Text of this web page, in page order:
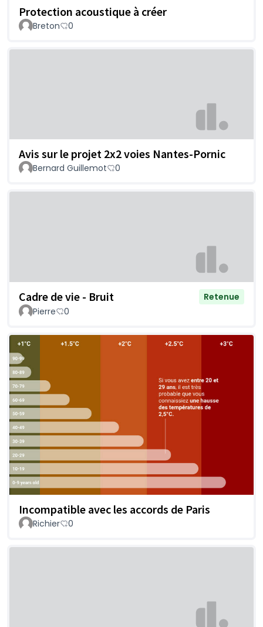
Protection acoustique à créer
Breton 0
Avis sur le projet 2x2 voies Nantes-Pornic
Bernard Guillemot 0
Cadre de vie - Bruit
Retenue
Pierre
0
Incompatible avec les accords de Paris
Richier 0